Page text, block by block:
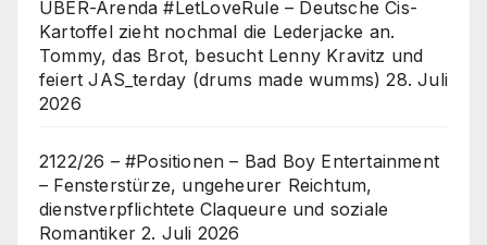
UBER-Arenda #LetLoveRule – Deutsche Cis-
Kartoffel zieht nochmal die Lederjacke an.
Tommy, das Brot, besucht Lenny Kravitz und
feiert JAS_terday (drums made wumms) 28. Juli
2026
2122/26 – #Positionen – Bad Boy Entertainment
– Fensterstürze, ungeheurer Reichtum,
dienstverpflichtete Claqueure und soziale
Romantiker 2. Juli 2026